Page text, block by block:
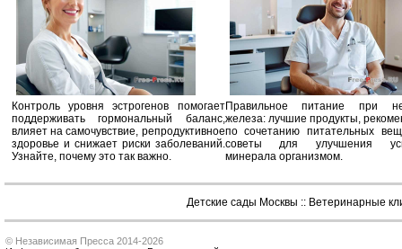
Контроль уровня эстрогенов помогает
поддерживать гормональный баланс,
влияет на самочувствие, репродуктивное
здоровье и снижает риски заболеваний.
Узнайте, почему это так важно.
Правильное питание при
железа: лучшие продукты,
по сочетанию питательных
советы для улучшения
минерала организмом.
Детские сады Москвы :: Ветеринарные
© Независимая Пресса 2014-2026